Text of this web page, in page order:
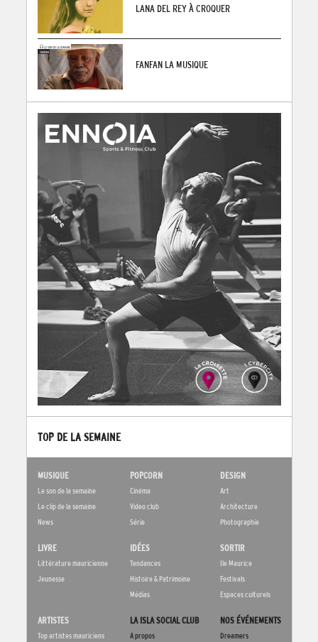
LANA DEL REY À CROQUER
FANFAN LA MUSIQUE
TOP DE LA SEMAINE
MUSIQUE
Le son de la semaine
Le clip de la semaine
News
POPCORN
Cinéma
Video club
Série
DESIGN
Art
Architecture
Photographie
LIVRE
Littérature mauricienne
Jeunesse
IDÉES
Tendances
Histoire & Patrimoine
Médias
SORTIR
Ile Maurice
Festivals
Espaces culturels
ARTISTES
Top artistes mauriciens
LA ISLA SOCIAL CLUB
A propos
NOS ÉVÉNEMENTS
Dreamers